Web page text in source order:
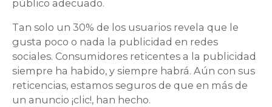
público adecuado.
Tan solo un 30% de los usuarios revela que le
gusta poco o nada la publicidad en redes
sociales. Consumidores reticentes a la publicidad
siempre ha habido, y siempre habrá. Aún con sus
reticencias, estamos seguros de que en más de
un anuncio ¡clic!, han hecho.